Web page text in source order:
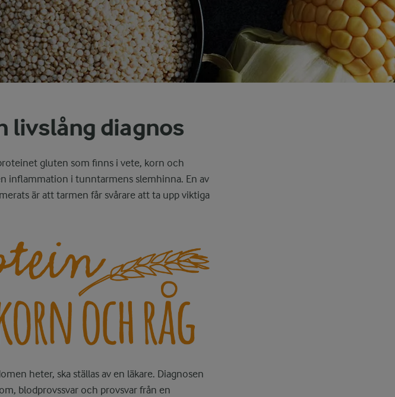
livslång diagnos
gluten som finns i vete, korn och
inflammation i tunntarmens slemhinna. En av
är att tarmen får svårare att ta upp viktiga
heter, ska ställas av en läkare. Diagnosen
blodprovssvar och provsvar från en